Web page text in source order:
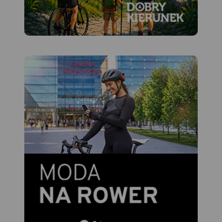
pozbawiona ruchu samochodowego, dzięki czemu jazda
rowerem jest tu prawdziwą przyjemnością. Tutejsza
cerkier jedyny taki obiekt na terenie gminy Komańcza.
wapienno‑glinianą z dodatkiem słomy, co nadało jej
specyficzny, ciepły odcień murów. Budowlę otacza
charakterystyczny łemkowski mur kamienny, który przez
dziesięciolecia chronił święte miejsce przed osuwiskami i
dzikimi zwierzętami.
Nie lada atrakcją na trasie jest także przejazd brodem
przez rzekę w Duszatynie. Jest to niewielka osada wtulona
w wąską górską dolinę u ujścia potoku Olchowatego do
Osławy. Po wysiedleniach w latach 40. XX wieku długo
czekała na odrodzenie, dziś jednak znów przyciąga
wędrowców. Znajdziemy tu leśnictwo, pole biwakowe, w
w których można odpocząć, zjeść coś ciepłego i uzupełnić